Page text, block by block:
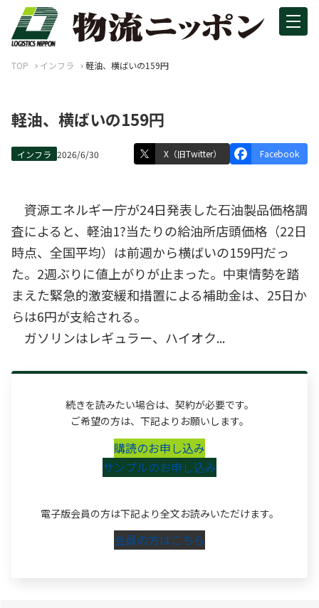
TOP インフラ 軽油、横ばいの159円
軽油、横ばいの159円
インフラ 2026/6/30 X（旧Twitter） Facebook
資源エネルギー庁が24日発表した石油製品価格調
査によると、軽油1?当たりの給油所店頭価格（22日
時点、全国平均）は前週から横ばいの159円だっ
た。2週ぶりに値上がりが止まった。中東情勢を踏
まえた緊急的激変緩和措置による補助金は、25日か
らは6円が支給される。
ガソリンはレギュラー、ハイオク...
続きを読みたい場合は、契約が必要です。
ご希望の方は、下記よりお願いします。
購読のお申し込み
サンプルのお申し込み
電子版会員の方は下記より全文お読みいただけます。
会員の方はこちら